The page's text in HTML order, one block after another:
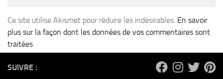
Ce site utilise Akismet pour réduire les indésirables. En savoir
plus sur la façon dont les données de vos commentaires sont
traitées.
SUIVRE :